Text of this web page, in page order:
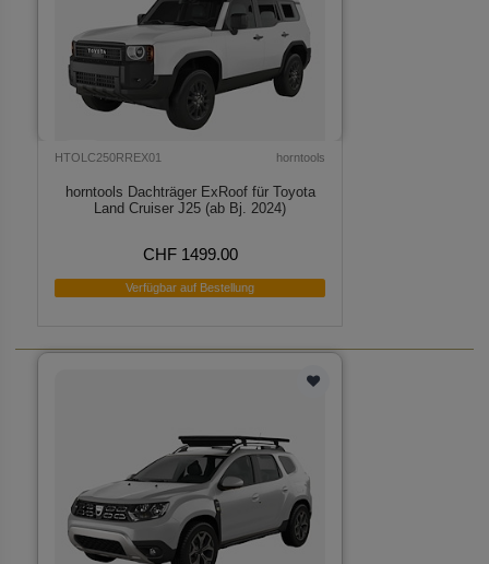
HTOLC250RREX01 horntools
horntools Dachträger ExRoof für Toyota
Land Cruiser J25 (ab Bj. 2024)
CHF 1499.00
Verfügbar auf Bestellung